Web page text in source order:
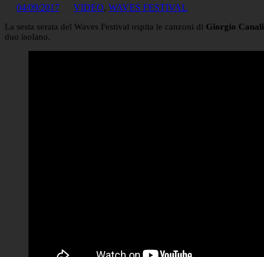
04/09/2017 VIDEO, WAVES FESTIVAL
La sesta serata del Waves Festival ospita le canzoni di Giorgio Canali
duo isolano.